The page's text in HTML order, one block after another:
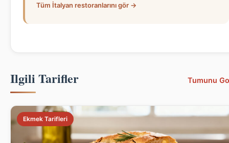
Tüm İtalyan restoranlarını gör →
Ilgili Tarifler Tumunu
Ekmek Tarifleri